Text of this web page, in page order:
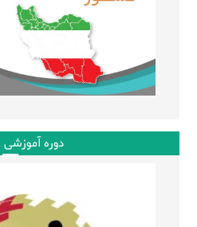
دوره آموزشی PDIA